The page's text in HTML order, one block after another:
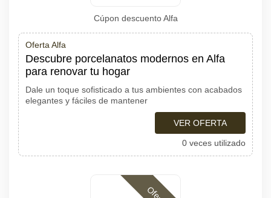
Cúpon descuento Alfa
Oferta Alfa
Descubre porcelanatos modernos en Alfa
para renovar tu hogar
Dale un toque sofisticado a tus ambientes con acabados
elegantes y fáciles de mantener
VER OFERTA
0 veces utilizado